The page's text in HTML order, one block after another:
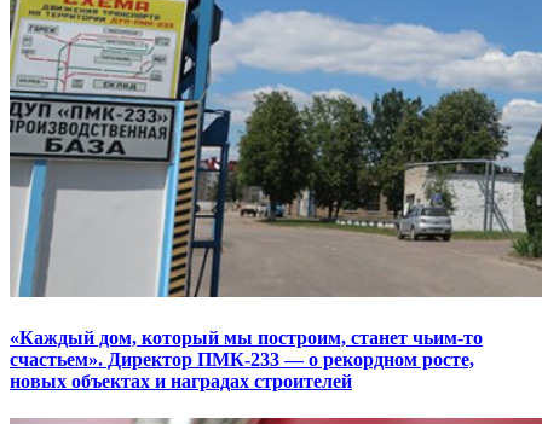
«Каждый дом, который мы построим, станет чьим-то
счастьем». Директор ПМК-233 — о рекордном росте,
новых объектах и наградах строителей